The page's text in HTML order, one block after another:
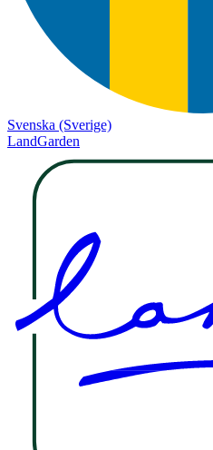
Svenska (Sverige)
LandGarden